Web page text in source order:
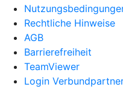
Rechtliche Hinweise
AGB
Barrierefreiheit
TeamViewer
Login